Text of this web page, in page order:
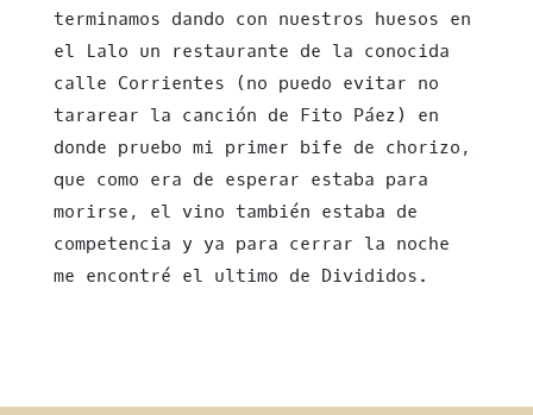
terminamos dando con nuestros huesos en
el Lalo un restaurante de la conocida
calle Corrientes (no puedo evitar no
tararear la canción de Fito Páez) en
donde pruebo mi primer bife de chorizo,
que como era de esperar estaba para
morirse, el vino también estaba de
competencia y ya para cerrar la noche
me encontré el ultimo de Divididos.